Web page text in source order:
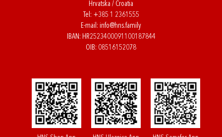
Hrvatska / Croatia
Tel: +385 1 2361555
E-mail: info@hns.family
IBAN: HR2523400091100187844
OIB: 08516152078